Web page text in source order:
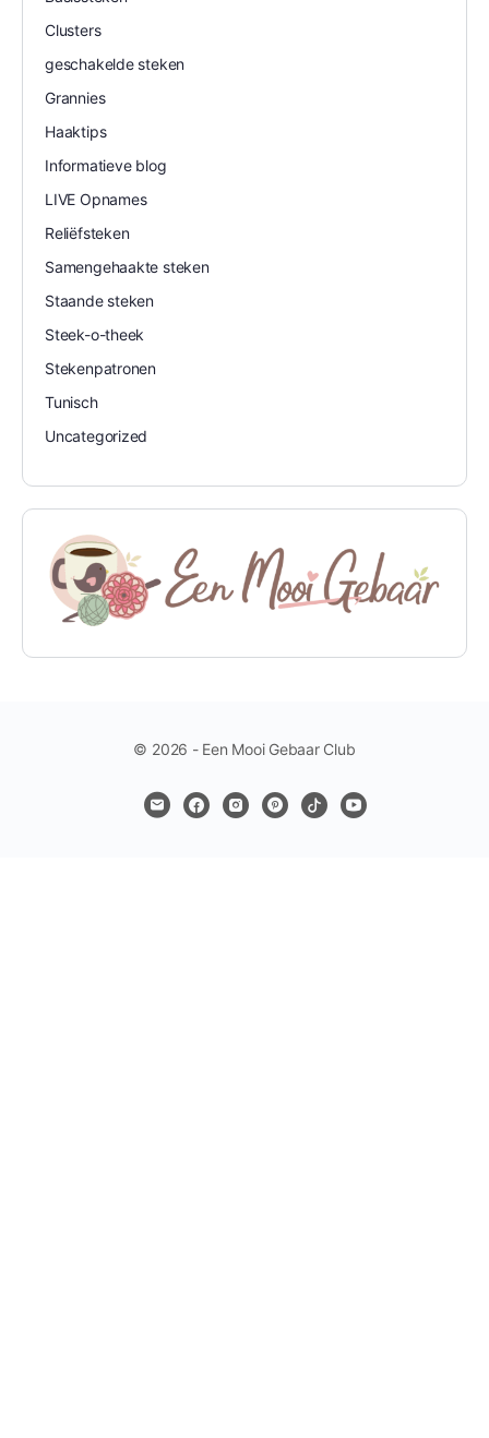
Clusters
geschakelde steken
Grannies
Haaktips
Informatieve blog
LIVE Opnames
Reliëfsteken
Samengehaakte steken
Staande steken
Steek-o-theek
Stekenpatronen
Tunisch
Uncategorized
© 2026 - Een Mooi Gebaar Club